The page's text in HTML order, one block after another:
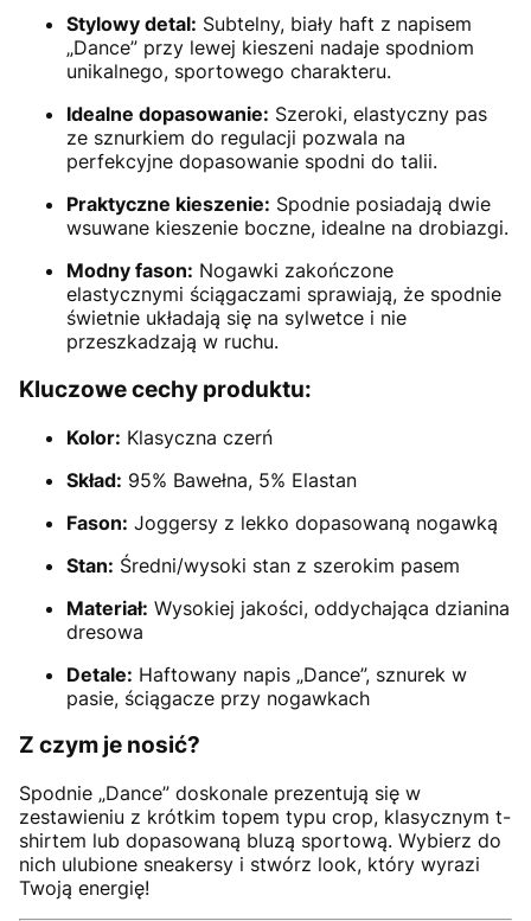
Stylowy detal: Subtelny, biały haft z napisem
„Dance” przy lewej kieszeni nadaje spodniom
unikalnego, sportowego charakteru.
Idealne dopasowanie: Szeroki, elastyczny pas
ze sznurkiem do regulacji pozwala na
perfekcyjne dopasowanie spodni do talii.
Praktyczne kieszenie: Spodnie posiadają dwie
wsuwane kieszenie boczne, idealne na drobiazgi.
Modny fason: Nogawki zakończone
elastycznymi ściągaczami sprawiają, że spodnie
świetnie układają się na sylwetce i nie
przeszkadzają w ruchu.
Kluczowe cechy produktu:
Kolor: Klasyczna czerń
Skład: 95% Bawełna, 5% Elastan
Fason: Joggersy z lekko dopasowaną nogawką
Stan: Średni/wysoki stan z szerokim pasem
Materiał: Wysokiej jakości, oddychająca dzianina
dresowa
Detale: Haftowany napis „Dance”, sznurek w
pasie, ściągacze przy nogawkach
Z czym je nosić?
Spodnie „Dance” doskonale prezentują się w
zestawieniu z krótkim topem typu crop, klasycznym t-
shirtem lub dopasowaną bluzą sportową. Wybierz do
nich ulubione sneakersy i stwórz look, który wyrazi
Twoją energię!